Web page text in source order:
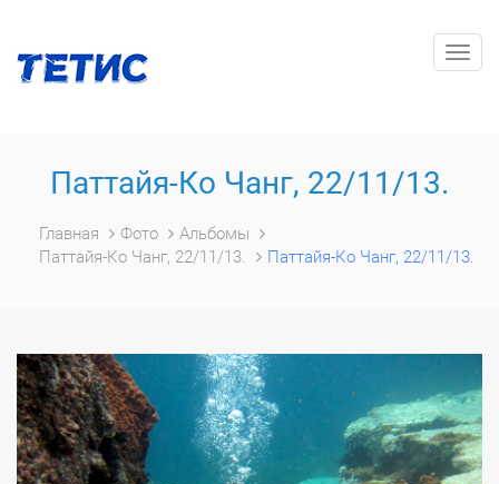
Паттайя-Ко Чанг, 22/11/13.
Главная Фото
Альбомы
Паттайя-Ко Чанг, 22/11/13.
Паттайя-Ко Чанг, 22/11/13.